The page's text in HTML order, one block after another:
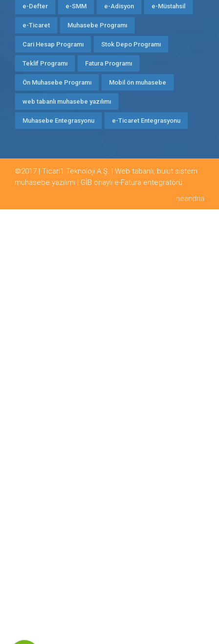
e-Defter e-SMM e-Adisyon e-Müstahsil
e-Ticaret Muhasebe Programı
Cari Hesap Programı Stok Depo Programı
Teklif Programı Fatura Programı
Ön Muhasebe Programı Mobil ön muhasebe
web tabanlı muhasebe yazılımı
Muhasebe Entegrasyonu e-Ticaret Entegrasyonu
©2017 | Ticari1 Teknoloji A.Ş. | Web tabanlı, bulut sistem
muhasebe yazılımı | GİB onaylı e-Fatura entegratörü
neandria